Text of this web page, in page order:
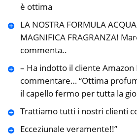
è ottima
LA NOSTRA FORMULA
MAGNIFICA FRAGRANZA!
commenta..
– Ha indotto il cliente Amazon
commentare… “Ottima
il capello fermo per tutta la
Trattiamo tutti i nostri clienti
Ecceziunale veramente!!”